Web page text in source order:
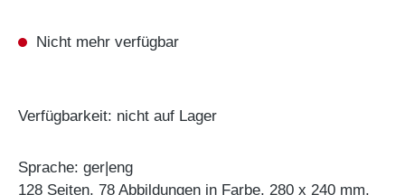
Nicht mehr verfügbar
Verfügbarkeit: nicht auf Lager
Sprache: ger|eng
128 Seiten, 78 Abbildungen in Farbe, 280 x 240 mm,